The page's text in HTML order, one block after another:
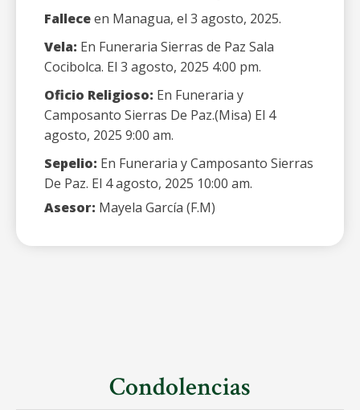
Falleceen Managua, el 3 agosto, 2025.
Vela: En Funeraria Sierras de Paz Sala
Cocibolca. El 3 agosto, 2025 4:00 pm.
Oficio Religioso: En Funeraria y
Camposanto Sierras De Paz.(Misa) El 4
agosto, 2025 9:00 am.
Sepelio: En Funeraria y Camposanto Sierras
De Paz. El 4 agosto, 2025 10:00 am.
Asesor: Mayela García (F.M)
Condolencias